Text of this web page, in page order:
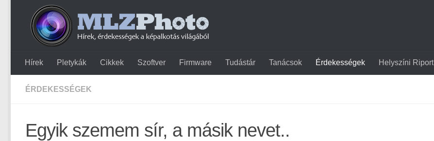
Hírek Pletykák Cikkek Szoftver Firmware Tudástár Tanácsok Érdekességek Helyszíni Riport
ÉRDEKESSÉGEK
Egyik szemem sír, a másik nevet..